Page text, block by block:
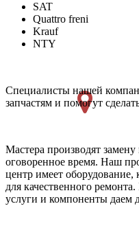
SAT
Quattro freni
Krauf
NTY
Специалисты нашей
запчастям и помогут
Мастера производят
оговоренное время. Наш
центр имеет оборудование,
для качественного
услуги и компоненты даем